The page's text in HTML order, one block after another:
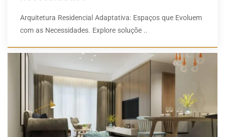
Arquitetura Residencial Adaptativa: Espaços que Evoluem
com as Necessidades. Explore soluçõe ..